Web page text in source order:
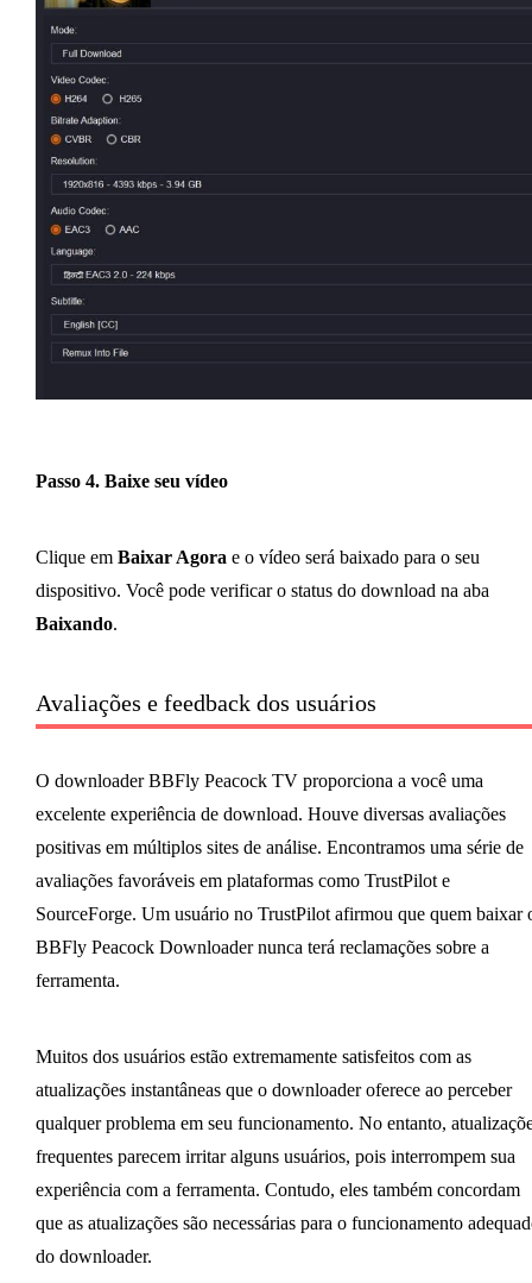
Passo 4. Baixe seu vídeo
Clique em Baixar Agora e o vídeo será baixado para o seu
dispositivo. Você pode verificar o status do download na aba
Baixando.
Avaliações e feedback dos usuários
O downloader BBFly Peacock TV proporciona a você uma
excelente experiência de download. Houve diversas avaliações
positivas em múltiplos sites de análise. Encontramos uma série de
avaliações favoráveis em plataformas como TrustPilot e
SourceForge. Um usuário no TrustPilot afirmou que quem baixar
BBFly Peacock Downloader nunca terá reclamações sobre a
ferramenta.
Muitos dos usuários estão extremamente satisfeitos com as
atualizações instantâneas que o downloader oferece ao perceber
qualquer problema em seu funcionamento. No entanto,
frequentes parecem irritar alguns usuários, pois interrompem sua
experiência com a ferramenta. Contudo, eles também concordam
que as atualizações são necessárias para o funcionamento
do downloader.